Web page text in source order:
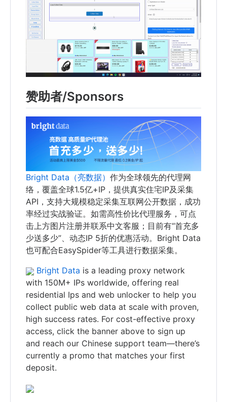
赞助者/Sponsors
Bright Data（亮数据） 作为全球领先的代理网
络，覆盖全球1.5亿+IP，提供真实住宅IP及采集
API，支持大规模稳定采集互联网公开数据，成功
率经过实战验证。如需高性价比代理服务，可点
击上方图片注册并联系中文客服；目前有“首充多
少送多少”、动态IP 5折的优惠活动。Bright Data
也可配合EasySpider等工具进行数据采集。
Bright Data is a leading proxy network
with 150M+ IPs worldwide, offering real
residential Ips and web unlocker to help you
collect public web data at scale with proven,
high success rates. For cost-effective proxy
access, click the banner above to sign up
and reach our Chinese support team—there’s
currently a promo that matches your first
deposit.